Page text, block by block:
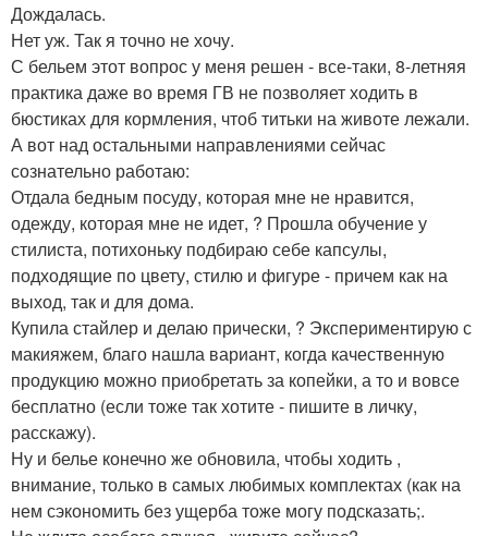
Дождалась.
Нет уж. Так я точно не хочу.
С бельем этот вопрос у меня решен - все-таки, 8-летняя
практика даже во время ГВ не позволяет ходить в
бюстиках для кормления, чтоб титьки на животе лежали.
А вот над остальными направлениями сейчас
сознательно работаю:
Отдала бедным посуду, которая мне не нравится,
одежду, которая мне не идет, ? Прошла обучение у
стилиста, потихоньку подбираю себе капсулы,
подходящие по цвету, стилю и фигуре - причем как на
выход, так и для дома.
Купила стайлер и делаю прически, ? Экспериментирую с
макияжем, благо нашла вариант, когда качественную
продукцию можно приобретать за копейки, а то и вовсе
бесплатно (если тоже так хотите - пишите в личку,
расскажу).
Ну и белье конечно же обновила, чтобы ходить ,
внимание, только в самых любимых комплектах (как на
нем сэкономить без ущерба тоже могу подсказать;.